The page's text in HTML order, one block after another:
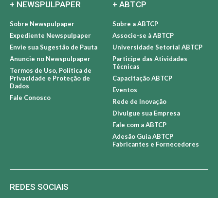
+ NEWSPULPAPER
Sobre Newspulpaper
Expediente Newspulpaper
Envie sua Sugestão de Pauta
Anuncie no Newspulpaper
Termos de Uso, Política de
Privacidade e Proteção de
Dados
Fale Conosco
+ ABTCP
Sobre a ABTCP
Associe-se à ABTCP
Universidade Setorial ABTCP
Participe das Atividades
Técnicas
Capacitação ABTCP
Eventos
Rede de Inovação
Divulgue sua Empresa
Fale com a ABTCP
Adesão Guia ABTCP
Fabricantes e Fornecedores
REDES SOCIAIS